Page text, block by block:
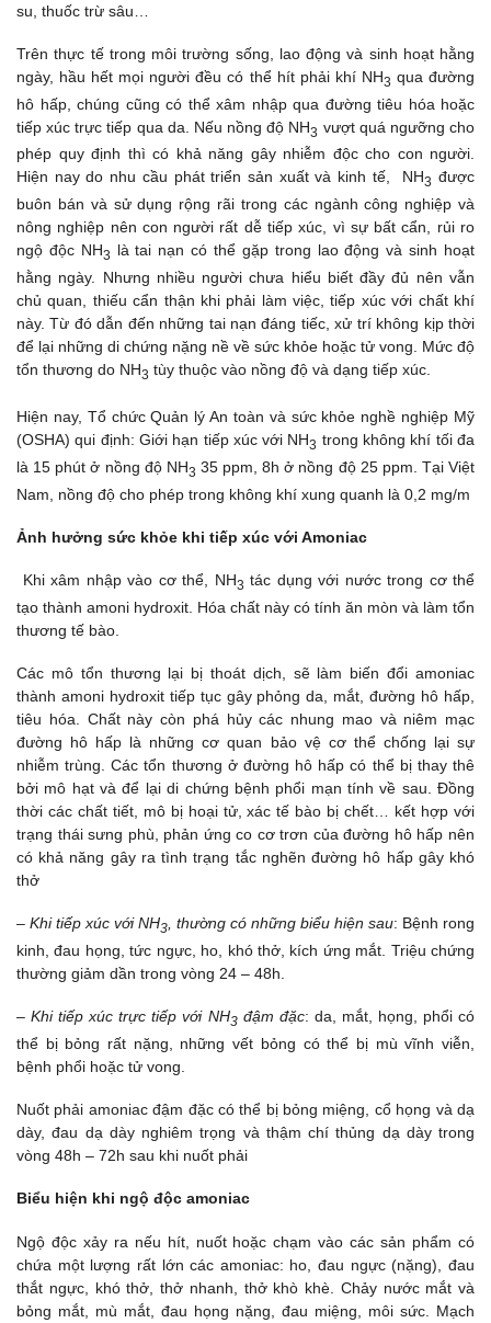
su, thuốc trừ sâu…
Trên thực tế trong môi trường sống, lao động và sinh hoạt hằng
ngày, hầu hết mọi người đều có thể hít phải khí NH3 qua đường
hô hấp, chúng cũng có thể xâm nhập qua đường tiêu hóa hoặc
tiếp xúc trực tiếp qua da. Nếu nồng độ NH3 vượt quá ngưỡng cho
phép quy định thì có khả năng gây nhiễm độc cho con người.
Hiện nay do nhu cầu phát triển sản xuất và kinh tế, NH3 được
buôn bán và sử dụng rộng rãi trong các ngành công nghiệp và
nông nghiệp nên con người rất dễ tiếp xúc, vì sự bất cẩn, rủi ro
ngộ độc NH3
là tai nạn có thể gặp trong lao động và sinh hoạt
hằng ngày. Nhưng nhiều người chưa hiểu biết đầy đủ nên vẫn
chủ quan, thiếu cẩn thận khi phải làm việc, tiếp xúc với chất khí
này. Từ đó dẫn đến những tai nạn đáng tiếc, xử trí không kịp thời
để lại những di chứng nặng nề về sức khỏe hoặc tử vong. Mức độ
tổn thương do NH3 tùy thuộc vào nồng độ và dạng tiếp xúc.
Hiện nay, Tổ chức Quản lý An toàn và sức khỏe nghề nghiệp Mỹ
(OSHA) qui định: Giới hạn tiếp xúc với NH3 trong không khí tối đa
là 15 phút ở nồng độ NH3 35 ppm, 8h ở nồng độ 25 ppm. Tại Việt
Nam, nồng độ cho phép trong không khí xung quanh là 0,2 mg/m
Ảnh hưởng sức khỏe khi tiếp xúc với Amoniac
Khi xâm nhập vào cơ thể, NH3 tác dụng với nước trong cơ thể
tạo thành amoni hydroxit. Hóa chất này có tính ăn mòn và làm tổn
thương tế bào.
Các mô tổn thương lại bị thoát dịch, sẽ làm biến đổi amoniac
thành amoni hydroxit tiếp tục gây phỏng da, mắt, đường hô hấp,
tiêu hóa. Chất này còn phá hủy các nhung mao và niêm mạc
đường hô hấp là những cơ quan bảo vệ cơ thể chống lại sự
nhiễm trùng. Các tổn thương ở đường hô hấp có thể bị thay thê
bởi mô hạt và để lại di chứng bệnh phổi mạn tính về sau. Đồng
thời các chất tiết, mô bị hoại tử, xác tế bào bị chết… kết hợp với
trạng thái sưng phù, phản ứng co cơ trơn của đường hô hấp nên
có khả năng gây ra tình trạng tắc nghẽn đường hô hấp gây khó
thở
– Khi tiếp xúc với NH3, thường có những biểu hiện sau: Bệnh rong
kinh, đau họng, tức ngực, ho, khó thở, kích ứng mắt. Triệu chứng
thường giảm dần trong vòng 24 – 48h.
–Khi tiếp xúc trực tiếp với NH3đậm đặc: da, mắt, họng, phổi có
thể bị bỏng rất nặng, những vết bỏng có thể bị mù vĩnh viễn,
bệnh phổi hoặc tử vong.
Nuốt phải amoniac đậm đặc có thể bị bỏng miệng, cổ họng và dạ
dày, đau dạ dày nghiêm trọng và thậm chí thủng dạ dày trong
vòng 48h – 72h sau khi nuốt phải
Biểu hiện khi ngộ độc amoniac
Ngộ độc xảy ra nếu hít, nuốt hoặc chạm vào các sản phẩm có
chứa một lượng rất lớn các amoniac: ho, đau ngực (nặng), đau
thắt ngực, khó thở, thở nhanh, thở khò khè. Chảy nước mắt và
bỏng mắt, mù mắt, đau họng nặng, đau miệng, môi sức. Mạch